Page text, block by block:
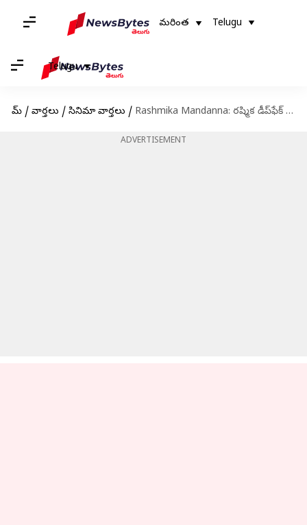
మరింత Telugu
Telugu
హోమ్ / వార్తలు / సినిమా వార్తలు / Rashmika Mandanna: రష్మిక డీప్‌ఫేక్ వీడియో తయారు చేసిన నిందితుడి అరెస్ట్
ADVERTISEMENT